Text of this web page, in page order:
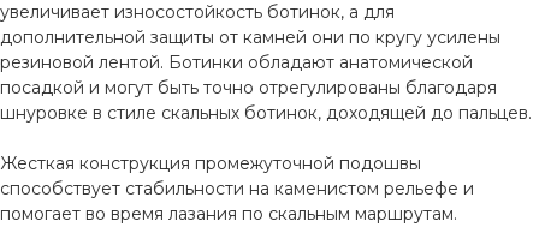
увеличивает износостойкость ботинок, а для
дополнительной защиты от камней они по кругу усилены
резиновой лентой. Ботинки обладают анатомической
посадкой и могут быть точно отрегулированы благодаря
шнуровке в стиле скальных ботинок, доходящей до пальцев.
Жесткая конструкция промежуточной подошвы
способствует стабильности на каменистом рельефе и
помогает во время лазания по скальным маршрутам.